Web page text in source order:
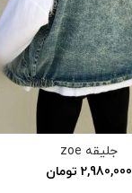
جلیقه zoe
2,980,000 تومان